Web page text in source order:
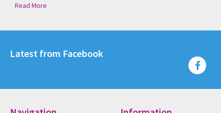
Read More
Latest from Facebook